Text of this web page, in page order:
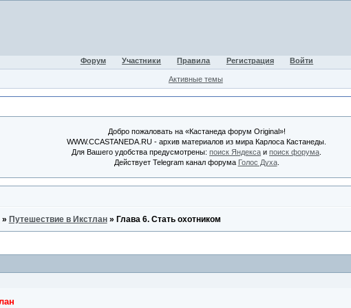
Форум Участники Правила Регистрация Войти
Активные темы
Добро пожаловать на «Кастанеда форум Original»!
WWW.CCASTANEDA.RU - архив материалов из мира Карлоса Кастанеды.
Для Вашего удобства предусмотрены:поиск Яндекса ипоиск форума
Действует Telegram канал форума Голос Духа.
» Путешествие в Икстлан » Глава 6. Стать охотником